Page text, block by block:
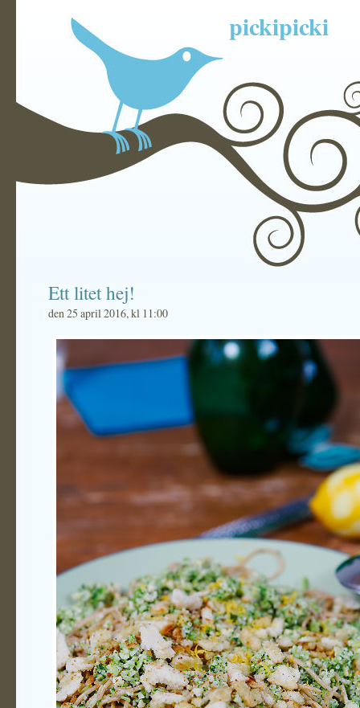
pickipicki
Ett litet hej!
den 25 april 2016, kl 11:00